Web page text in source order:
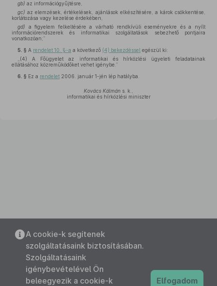
gb) az információgyűjtésre,
gc) az elemzések, értékelések, ajánlások elkészítésére, a károk csökkentése,
korlátozása vagy kezelése érdekében,
gd) a figyelem felkeltésére a várható rendkívüli eseményekre és a nyílt
információrendszerek és informatikai szolgáltatások sebezhető pontjaira
vonatkozóan;”
5. § A rendelet 10. §-a a következő (4) bekezdéssel egészül ki:
„(4) A Főügyelet az informatikai és hírközlési ügyeleti feladatainak
ellátásához közreműködőket vehet igénybe.”
6. § Ez a rendelet 2006. január 1-jén lép hatályba.
Kovács Kálmán s. k.,
informatikai és hírközlési miniszter
A cookie-k segítenek
szolgáltatásaink biztosításában.
Szolgáltatásaink
igénybevételével Ön
beleegyezik a cookie-k
Elfogadom